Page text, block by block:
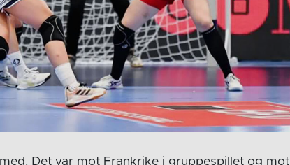
Det var mot Frankrike i gruppespillet og mot